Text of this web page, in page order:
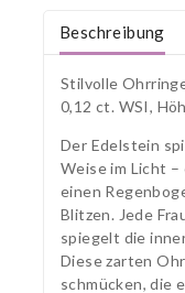
Beschreibung
Stilvolle
0,12 ct. WSI,
Der Edelstein
Weise im Licht
einen
Blitzen. Jede
spiegelt die
Diese zarten
schmücken, die